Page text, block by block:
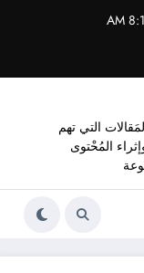
التي تهم
المُحْتوى